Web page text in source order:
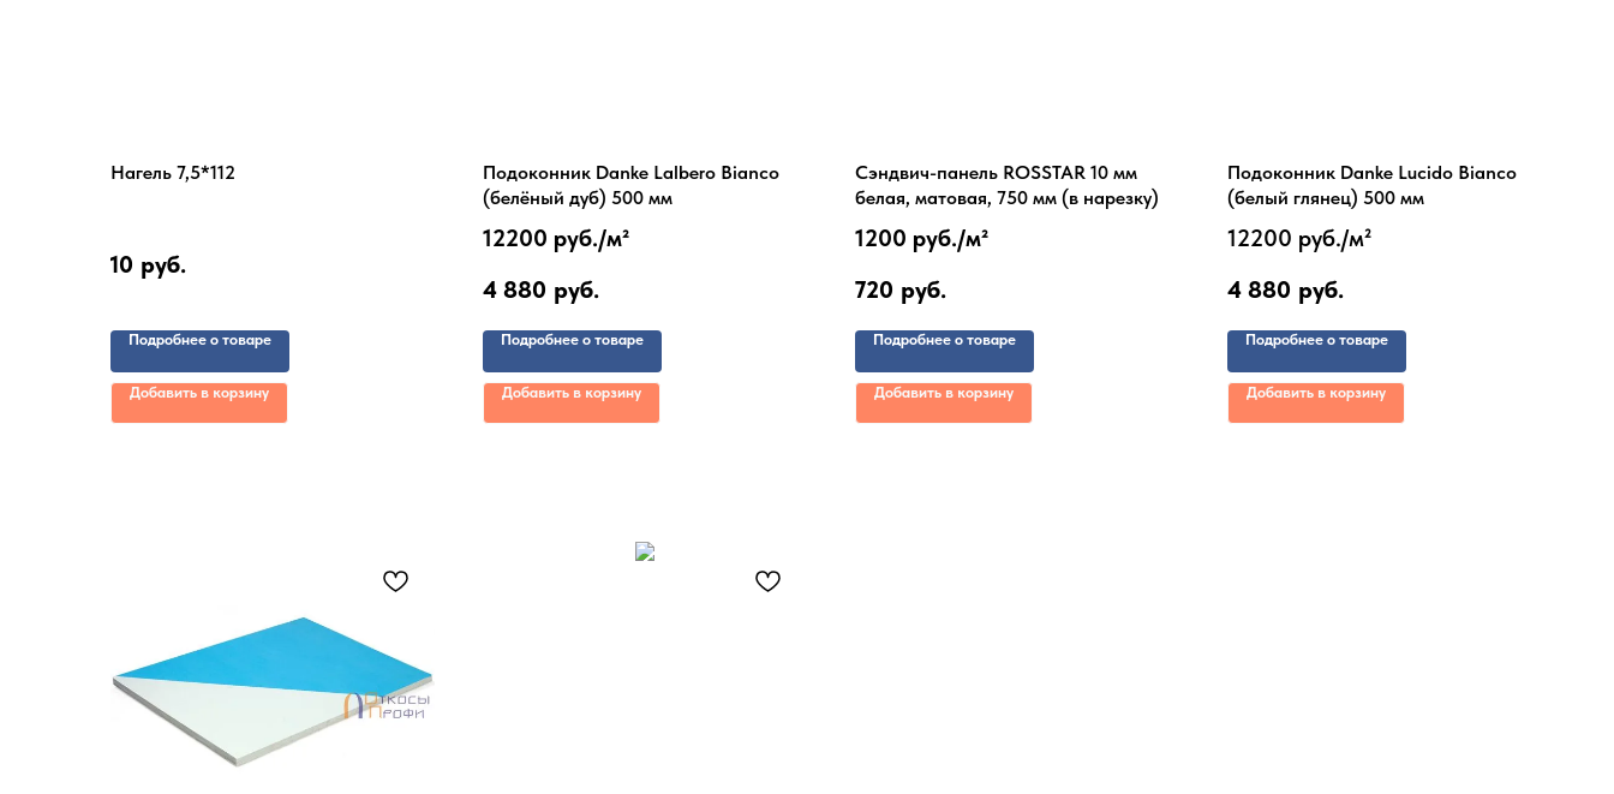
Нагель 7,5*112
10 руб.
Подробнее о товаре
Добавить в корзину
Подоконник Danke Lalbero Bianco
(белёный дуб) 500 мм
12200 руб./м²
4 880 руб.
Подробнее о товаре
Добавить в корзину
Сэндвич-панель ROSSTAR 10 мм
белая, матовая, 750 мм (в нарезку)
1200 руб./м²
720 руб.
Подробнее о товаре
Добавить в корзину
Подоконник Danke Lucido Bianco
(белый глянец) 500 мм
12200 руб./м²
4 880 руб.
Подробнее о товаре
Добавить в корзину